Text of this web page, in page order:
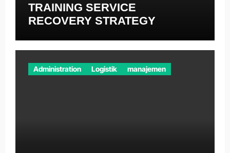
TRAINING SERVICE
RECOVERY STRATEGY
Administration Logistik manajemen